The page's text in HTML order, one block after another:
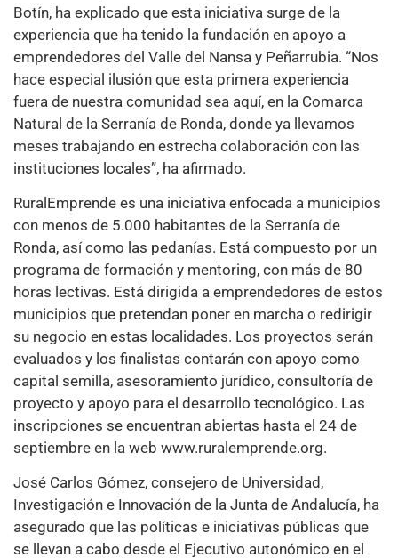
Botín, ha explicado que esta iniciativa surge de la
experiencia que ha tenido la fundación en apoyo a
emprendedores del Valle del Nansa y Peñarrubia. “Nos
hace especial ilusión que esta primera experiencia
fuera de nuestra comunidad sea aquí, en la Comarca
Natural de la Serranía de Ronda, donde ya llevamos
meses trabajando en estrecha colaboración con las
instituciones locales”, ha afirmado.
RuralEmprende es una iniciativa enfocada a municipios
con menos de 5.000 habitantes de la Serranía de
Ronda, así como las pedanías. Está compuesto por un
programa de formación y mentoring, con más de 80
horas lectivas. Está dirigida a emprendedores de estos
municipios que pretendan poner en marcha o redirigir
su negocio en estas localidades. Los proyectos serán
evaluados y los finalistas contarán con apoyo como
capital semilla, asesoramiento jurídico, consultoría de
proyecto y apoyo para el desarrollo tecnológico. Las
inscripciones se encuentran abiertas hasta el 24 de
septiembre en la web www.ruralemprende.org.
José Carlos Gómez, consejero de Universidad,
Investigación e Innovación de la Junta de Andalucía, ha
asegurado que las políticas e iniciativas públicas que
se llevan a cabo desde el Ejecutivo autonómico en el